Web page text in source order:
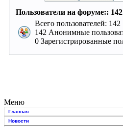
Пользователи на форуме::
Всего пользователей: 142
142 Анонимные
0 Зарегистрированные
Меню
Главная
Новости